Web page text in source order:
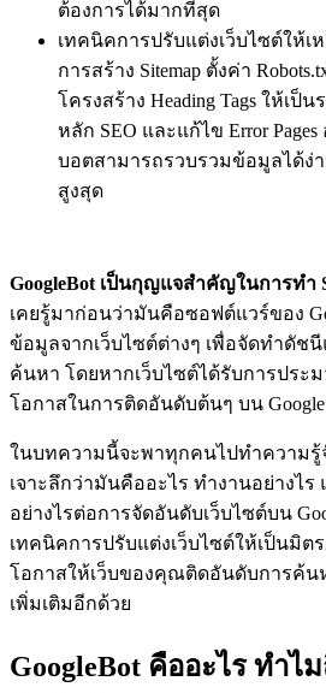
ต้องการได้มากที่สุด
เทคนิคการปรับแต่งเว็บไซต์ให้เ
การสร้าง Sitemap ตั้งค่า
โครงสร้าง Heading Tags ให้เป็
หลัก SEO และแก้ไข Error
บอตสามารถรวบรวมข้อมูลได้ง่
สูงสุด
GoogleBot เป็นกุญแจสำคัญในการทำ
เคยรู้มาก่อนว่ามันคือซอฟต์แวร์ของ
ข้อมูลจากเว็บไซต์ต่างๆ เพื่อจัดทำดัช
ค้นหา โดยหากเว็บไซต์ได้รับการประ
โอกาสในการติดอันดับต้นๆ บน
ในบทความนี้จะพาทุกคนไปทำความรู้
เจาะลึกว่ามันคืออะไร ทำงานอย่างไ
อย่างไรต่อการจัดอันดับเว็บไซต์บน
เทคนิคการปรับแต่งเว็บไซต์ให้เป็นมิตร
โอกาสให้เว็บของคุณติดอันดับการค้น
เพิ่มเติมอีกด้วย
GoogleBot คืออะไร ทำ